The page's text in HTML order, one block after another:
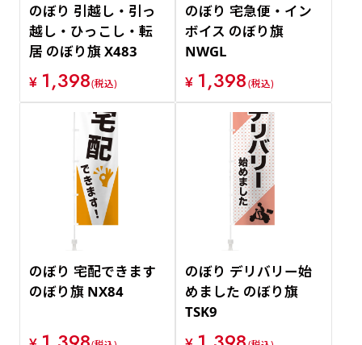
のぼり 引越し・引っ
越し・ひっこし・転
居 のぼり旗 X483
¥ 1,398(税込)
のぼり 宅急便・イン
ボイス のぼり旗
NWGL
¥ 1,398(税込)
のぼり 宅配できます
のぼり旗 NX84
のぼり デリバリー始
めました のぼり旗
TSK9